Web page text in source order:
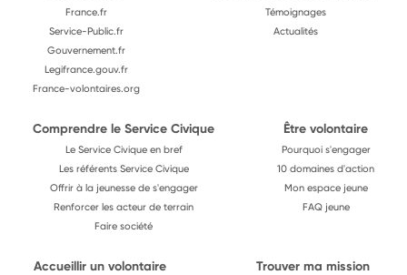
France.fr
Service-Public.fr
Gouvernement.fr
Legifrance.gouv.fr
France-volontaires.org
Témoignages
Actualités
Comprendre le Service Civique
Le Service Civique en bref
Les référents Service Civique
Offrir à la jeunesse de s'engager
Renforcer les acteur de terrain
Faire société
Être volontaire
Pourquoi s'engager
10 domaines d'action
Mon espace jeune
FAQ jeune
Accueillir un volontaire Trouver ma mission